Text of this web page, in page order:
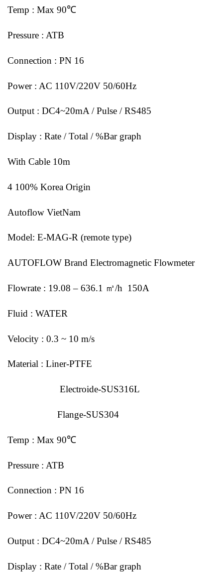
Temp : Max 90℃
Pressure : ATB
Connection : PN 16
Power : AC 110V/220V 50/60Hz
Output : DC4~20mA / Pulse / RS485
Display : Rate / Total / %Bar graph
With Cable 10m
4 100% Korea Origin
Autoflow VietNam
Model: E-MAG-R (remote type)
AUTOFLOW Brand Electromagnetic Flowmeter
Flowrate : 19.08 – 636.1 ㎥/h 150A
Fluid : WATER
Velocity : 0.3 ~ 10 m/s
Material : Liner-PTFE
Electroide-SUS316L
Flange-SUS304
Temp : Max 90℃
Pressure : ATB
Connection : PN 16
Power : AC 110V/220V 50/60Hz
Output : DC4~20mA / Pulse / RS485
Display : Rate / Total / %Bar graph